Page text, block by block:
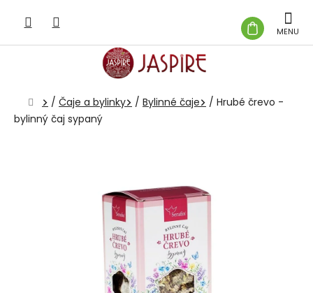
obsah
KOŠÍK
Domov
/ Čaje a bylinky / Bylinné čaje / Hrubé črevo -
bylinný čaj sypaný